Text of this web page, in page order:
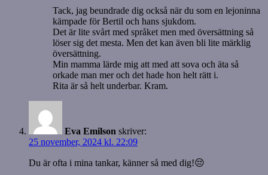
Tack, jag beundrade dig också när du som en lejoninna
kämpade för Bertil och hans sjukdom.
Det är lite svårt med språket men med översättning så
löser sig det mesta. Men det kan även bli lite märklig
översättning.
Min mamma lärde mig att med att sova och äta så
orkade man mer och det hade hon helt rätt i.
Rita är så helt underbar. Kram.
Eva Emilson skriver:
25 november, 2024 kl. 22:09
Du är ofta i mina tankar, känner så med dig!😔